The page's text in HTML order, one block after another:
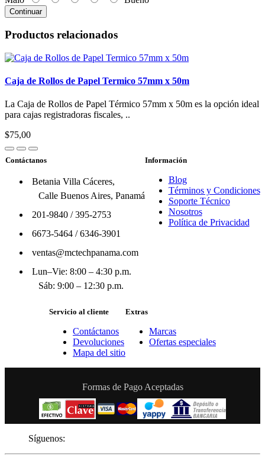
Continuar
Productos relacionados
Caja de Rollos de Papel Termico 57mm x 50m
La Caja de Rollos de Papel Térmico 57mm x 50m es la opción ideal
para cajas registradoras fiscales, ..
$75,00
Contáctanos
Betania Villa Cáceres,
Calle Buenos Aires, Panamá
201-9840/395-2753
6673-5464/6346-3901
ventas@mctechpanama.com
Lun–Vie: 8:00 – 4:30 p.m.
Sáb: 9:00 – 12:30 p.m.
Información
Blog
Términos y Condiciones
Soporte Técnico
Nosotros
Política de Privacidad
Servicio al cliente
Contáctanos
Devoluciones
Mapa del sitio
Extras
Marcas
Ofertas especiales
Formas de Pago Aceptadas
Síguenos: